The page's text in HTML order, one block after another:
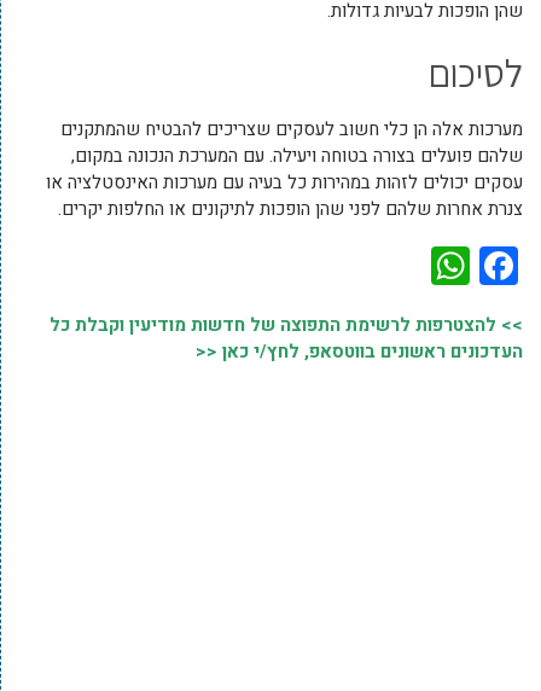
שהן הופכות לבעיות גדולות.
לסיכום
מערכות אלה הן כלי חשוב לעסקים שצריכים להבטיח שהמתקנים
שלהם פועלים בצורה בטוחה ויעילה. עם המערכת הנכונה במקום,
עסקים יכולים לזהות במהירות כל בעיה עם מערכות האינסטלציה או
צנרת אחרות שלהם לפני שהן הופכות לתיקונים או החלפות יקרים.
Facebook
>> להצטרפות לרשימת התפוצה של חדשות מודיעין וקבלת כל
העדכונים ראשונים בווטסאפ, לחץ/י כאן <<